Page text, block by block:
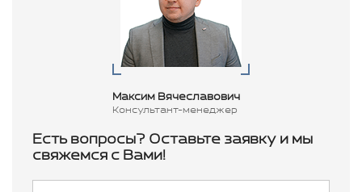
Максим Вячеславович
Консультант-менеджер
Есть вопросы? Оставьте заявку и мы
свяжемся с Вами!